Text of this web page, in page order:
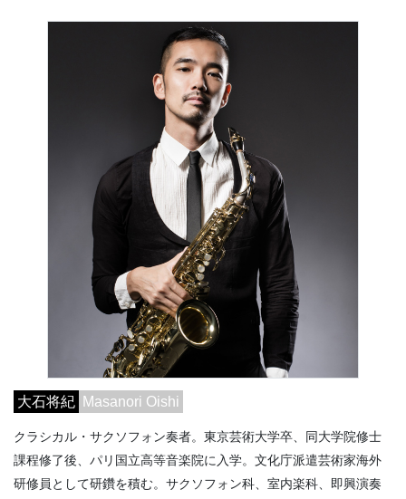
大石将紀 Masanori Oishi
クラシカル・サクソフォン奏者。東京芸術大学卒、同大学院修士
課程修了後、パリ国立高等音楽院に入学。文化庁派遣芸術家海外
研修員として研鑽を積む。サクソフォン科、室内楽科、即興演奏